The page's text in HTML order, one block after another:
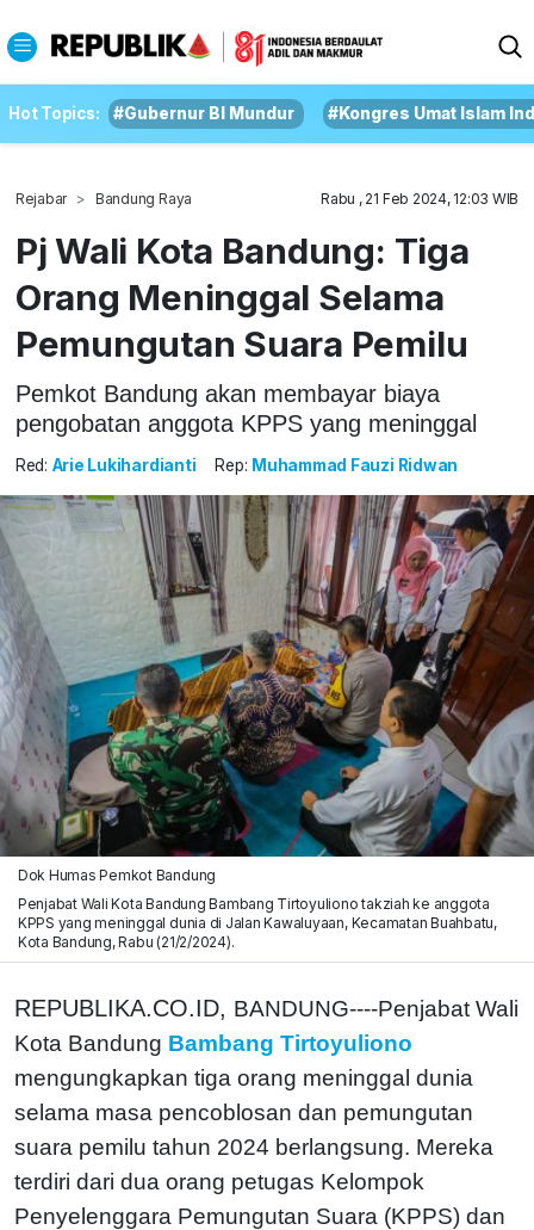
Hot Topics: #Gubernur BI Mundur #Kongres Umat Islam
Rejabar Bandung Raya Rabu , 21 Feb 2024, 12:03 WIB
Pj Wali Kota Bandung: Tiga
Orang Meninggal Selama
Pemungutan Suara Pemilu
Pemkot Bandung akan membayar biaya
pengobatan anggota KPPS yang meninggal
Red: Arie Lukihardianti Rep: Muhammad Fauzi Ridwan
Dok Humas Pemkot Bandung
Penjabat Wali Kota Bandung Bambang Tirtoyuliono takziah ke anggota
KPPS yang meninggal dunia di Jalan Kawaluyaan, Kecamatan Buahbatu,
Kota Bandung, Rabu (21/2/2024).
REPUBLIKA.CO.ID, BANDUNG----Penjabat Wali
Kota Bandung Bambang Tirtoyuliono
mengungkapkan tiga orang meninggal dunia
selama masa pencoblosan dan pemungutan
suara pemilu tahun 2024 berlangsung. Mereka
terdiri dari dua orang petugas Kelompok
Penyelenggara Pemungutan Suara (KPPS) dan